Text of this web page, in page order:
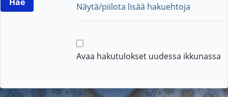
Näytä/piilota lisää hakuehtoja
Avaa hakutulokset uudessa ikkunassa